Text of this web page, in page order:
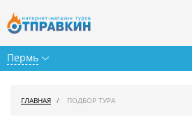
Пермь
ГЛАВНАЯ ПОДБОР ТУРА